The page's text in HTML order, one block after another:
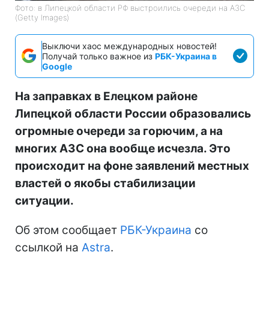
Фото: в Липецкой области РФ выстроились очереди на АЗС
(Getty Images)
Выключи хаос международных новостей!
Получай только важное из РБК-Украина в
Google
На заправках в Елецком районе
Липецкой области России образовались
огромные очереди за горючим, а на
многих АЗС она вообще исчезла. Это
происходит на фоне заявлений местных
властей о якобы стабилизации
ситуации.
Об этом сообщает РБК-Украина со
ссылкой на Astra.